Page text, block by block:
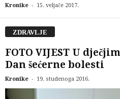
Kronike - 15. veljače 2017.
ZDRAVLJE
FOTO VIJEST U
Dan šećerne bolesti
Kronike - 19. studenoga 2016.